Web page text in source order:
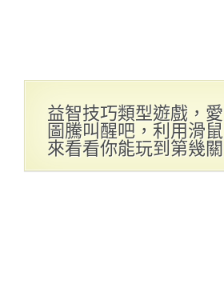
益智技巧類型遊戲，
圖騰叫醒吧，利用滑
來看看你能玩到第幾